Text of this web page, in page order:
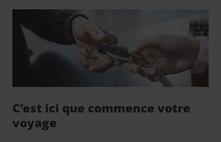
C’est ici que commence votre
voyage